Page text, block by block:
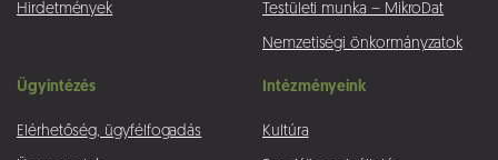
Hirdetmények Testületi munka – MikroDat
Nemzetiségi önkormányzatok
Ügyintézés
Elérhetőség, ügyfélfogadás
Intézményeink
Kultúra